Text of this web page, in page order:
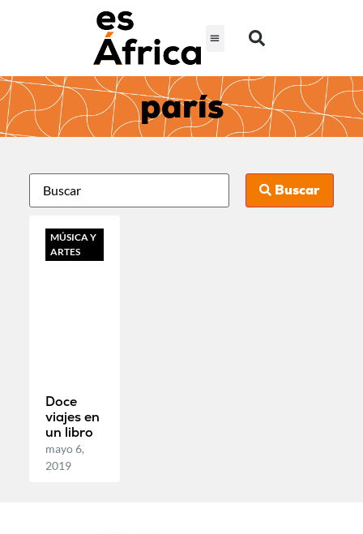
parís
Buscar
MÚSICA Y
ARTES
Doce
viajes en
un libro
mayo 6,
2019